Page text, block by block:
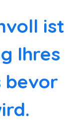
ist
Ihres
bevor